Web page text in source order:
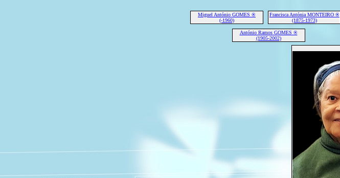
Miguel António GOMES ®
(-1960)
Francisca Antónia MONTEIRO ®
(1875-1973)
António Ramos GOMES ®
(1905-2002)